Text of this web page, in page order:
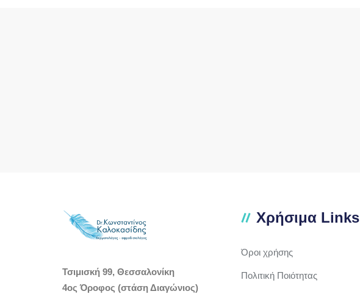
Τσιμισκή 99, Θεσσαλονίκη
4ος Όροφος (στάση Διαγώνιος)
Χρήσιμα Links
Όροι χρήσης
Πολιτική Ποιότητας